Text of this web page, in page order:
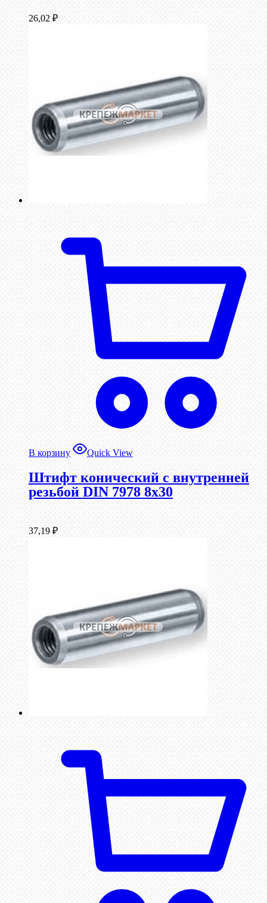
26,02 ₽
В корзину Quick View
Штифт конический с внутренней
резьбой DIN 7978 8х30
37,19 ₽